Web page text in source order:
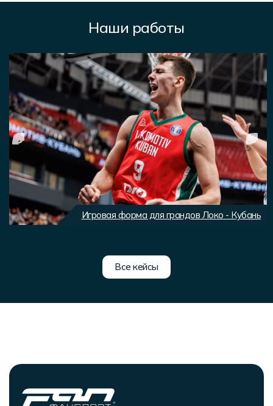
Наши работы
Игровая форма для грандов Локо - Кубань
Все кейсы